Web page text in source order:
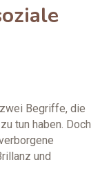
Begriffe, die
tun haben. Doch
und